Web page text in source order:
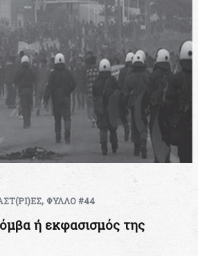
, ΦΥΛΛΟ #44
ή εκφασισμός της